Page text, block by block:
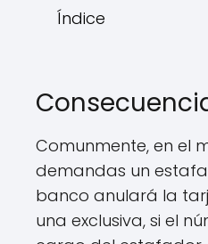
Índice
Comunmente, en el
demandas un
banco anulará la
una exclusiva, si el